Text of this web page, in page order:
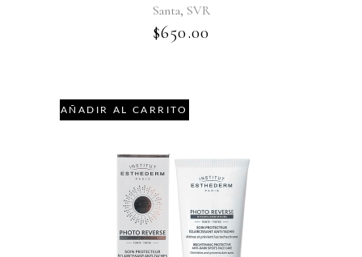
Santa, SVR
$650.00
AÑADIR AL CARRITO